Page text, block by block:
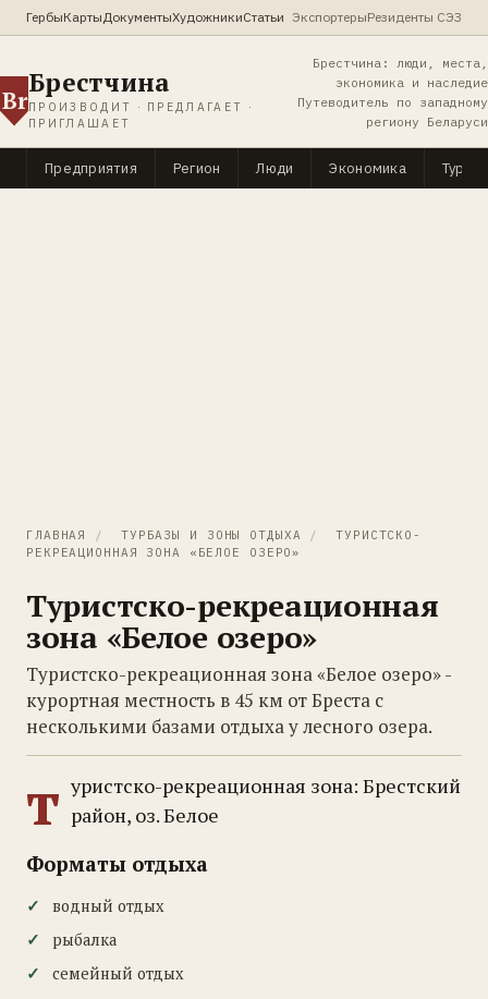
ГербыКартыДокументыХудожникиСтатьи ЭкспортерыРезиденты СЭЗ
Br
Брестчина
ПРОИЗВОДИТ · ПРЕДЛАГАЕТ ·
ПРИГЛАШАЕТ
Брестчина: люди, места,
экономика и наследие
Путеводитель по западному
региону Беларуси
Предприятия Регион Люди Экономика
ГЛАВНАЯ / ТУРБАЗЫ И ЗОНЫ ОТДЫХА /
ТУРИСТСКО-
РЕКРЕАЦИОННАЯ ЗОНА «БЕЛОЕ ОЗЕРО»
Туристско-рекреационная
зона «Белое озеро»
Туристско-рекреационная зона «Белое озеро» -
курортная местность в 45 км от Бреста с
несколькими базами отдыха у лесного озера.
т уристско-рекреационная зона: Брестский
район, оз. Белое
Форматы отдыха
водный отдых
рыбалка
семейный отдых